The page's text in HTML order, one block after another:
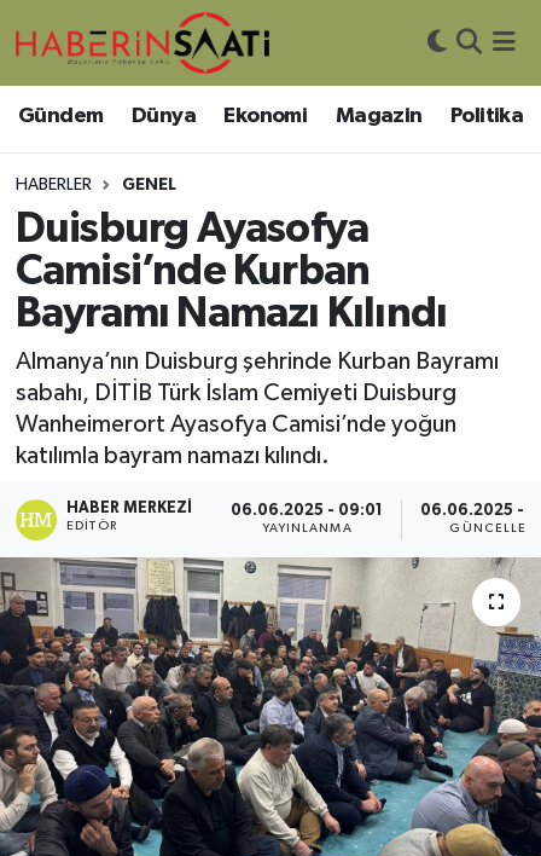
Gündem Dünya Ekonomi Magazin Politika
HABERLER GENEL
Duisburg Ayasofya
Camisi’nde Kurban
Bayramı Namazı Kılındı
Almanya’nın Duisburg şehrinde Kurban Bayramı
sabahı, DİTİB Türk İslam Cemiyeti Duisburg
Wanheimerort Ayasofya Camisi’nde yoğun
katılımla bayram namazı kılındı.
HABER MERKEZI
EDITÖR
06.06.2025 - 09:01
YAYINLANMA
06.06.2025 -
Asayiş
Bilim ve Teknoloji
Çevre
DIŞ HABER
Dünya
Eğitim
Ekonomi
Genel
Gündem
Haberde İnsan
Kültür-Sanat
Magazin
Podcast
Nöbetçi Eczaneler
Hava Durumu
Trafik Durumu
Süper Lig Puan Durumu ve Fikstür
Tüm Manşetler
Son Dakika Haberleri
Haber Arşivi